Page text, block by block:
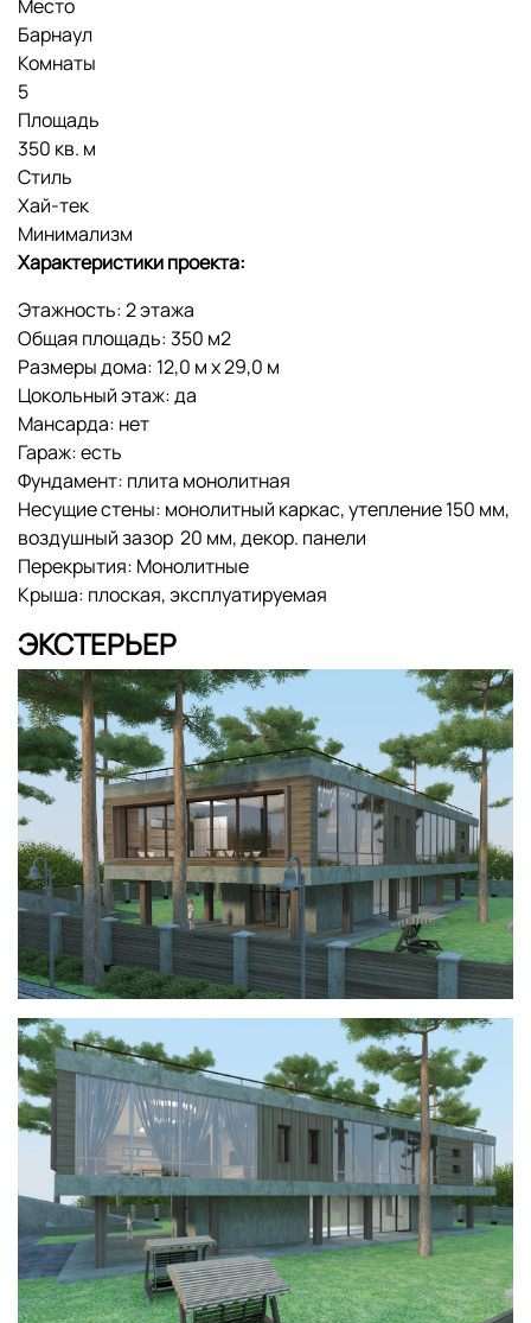
Место
Барнаул
Комнаты
5
Площадь
350 кв. м
Стиль
Хай-тек
Минимализм
Характеристики проекта:
Этажность: 2 этажа
Общая площадь: 350 м2
Размеры дома: 12,0 м x 29,0 м
Цокольный этаж: да
Мансарда: нет
Гараж: есть
Фундамент: плита монолитная
Несущие стены: монолитный каркас, утепление 150 мм,
воздушный зазор ­ 20 мм, декор. панели
Перекрытия: Монолитные
Крыша: плоская, эксплуатируемая
ЭКСТЕРЬЕР